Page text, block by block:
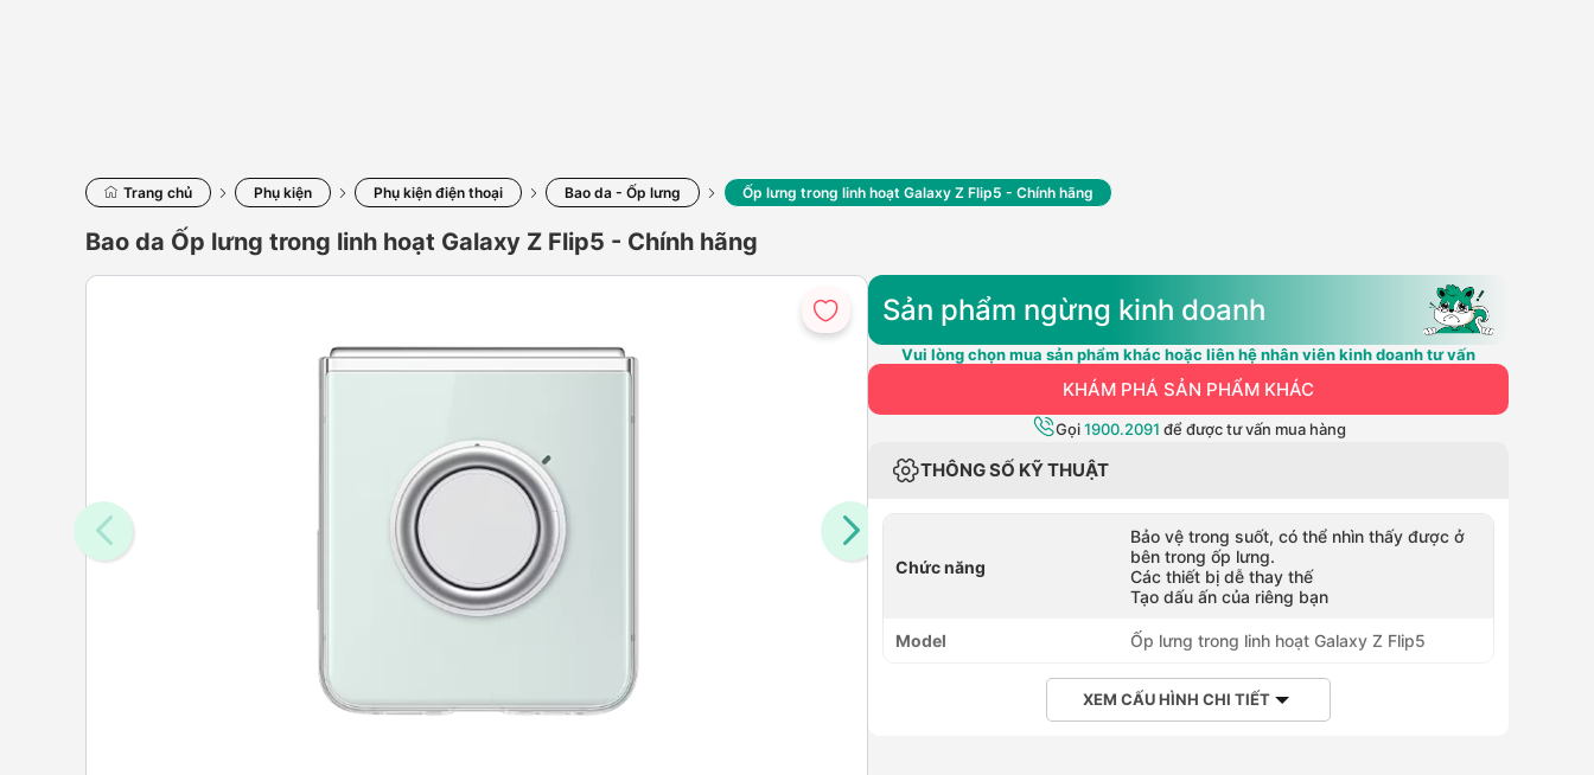
Trang chủ Phụ kiện Phụ kiện điện thoại Bao da - Ốp lưng Ốp lưng trong linh hoạt Galaxy Z Flip5 - Chính hãng
Bao da Ốp lưng trong linh hoạt Galaxy Z Flip5 - Chính hãng
Sản phẩm ngừng kinh doanh
Vui lòng chọn mua sản phẩm khác hoặc liên hệ nhân viên kinh doanh tư vấn
KHÁM PHÁ SẢN PHẨM KHÁC
Gọi1900.2091 để được tư vấn mua hàng
THÔNG SỐ KỸ THUẬT
Chức năng
Bảo vệ trong suốt, có thể nhìn thấy được ở
bên trong ốp lưng.
Các thiết bị dễ thay thế
Tạo dấu ấn của riêng bạn
Model Ốp lưng trong linh hoạt Galaxy Z Flip5
XEM CẤU HÌNH CHI TIẾT